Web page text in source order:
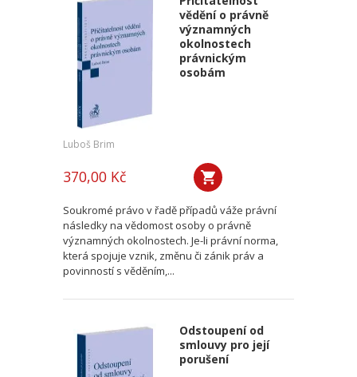
vědění o právně
významných
okolnostech
právnickým
osobám
Luboš Brim
370,00 Kč
Soukromé právo v řadě případů váže právní
následky na vědomost osoby o právně
významných okolnostech. Je-li právní norma,
která spojuje vznik, změnu či zánik práv a
povinností s věděním,...
Odstoupení od
smlouvy pro její
porušení